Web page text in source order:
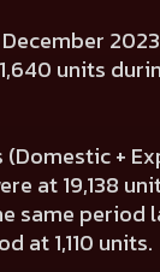
units
+
at19,138
same period
at1,110 units.